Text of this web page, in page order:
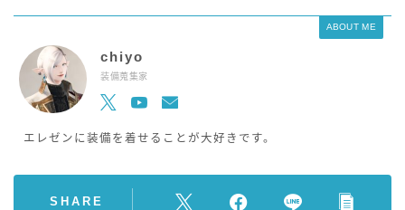
ABOUT ME
chiyo
装備蒐集家
エレゼンに装備を着せることが大好きです。
SHARE